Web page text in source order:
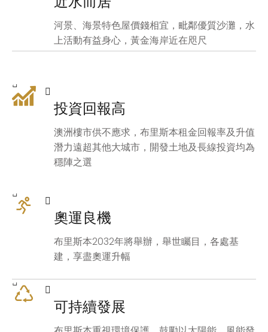
河景、海景特色屋價錢相宜，毗鄰優質沙灘，水
上活動有益身心，黃金海岸近在咫尺
投資回報高
澳洲樓市供不應求，布里斯本租金回報率及升值
潛力遠超其他大城市，開發土地及長線投資均為
穩陣之選
奧運良機
布里斯本2032年將舉辦，舉世矚目，各處基
建，享盡奧運升幅
可持續發展